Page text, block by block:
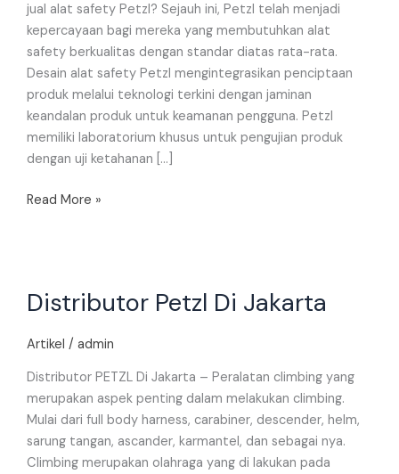
jual alat safety Petzl? Sejauh ini, Petzl telah menjadi
kepercayaan bagi mereka yang membutuhkan alat
safety berkualitas dengan standar diatas rata-rata.
Desain alat safety Petzl mengintegrasikan penciptaan
produk melalui teknologi terkini dengan jaminan
keandalan produk untuk keamanan pengguna. Petzl
memiliki laboratorium khusus untuk pengujian produk
dengan uji ketahanan […]
Read More »
Distributor Petzl Di Jakarta
Artikel / admin
Distributor PETZL Di Jakarta – Peralatan climbing yang
merupakan aspek penting dalam melakukan climbing.
Mulai dari full body harness, carabiner, descender, helm,
sarung tangan, ascander, karmantel, dan sebagai nya.
Climbing merupakan olahraga yang di lakukan pada
Petzl
Jakarta